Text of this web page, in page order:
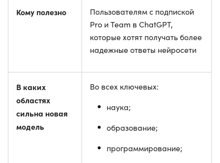
Кому полезно
Пользователям с подпиской
Pro и Team в ChatGPT,
которые хотят получать более
надежные ответы нейросети
В каких
областях
сильна новая
модель
Во всех ключевых:
наука;
образование;
программирование;